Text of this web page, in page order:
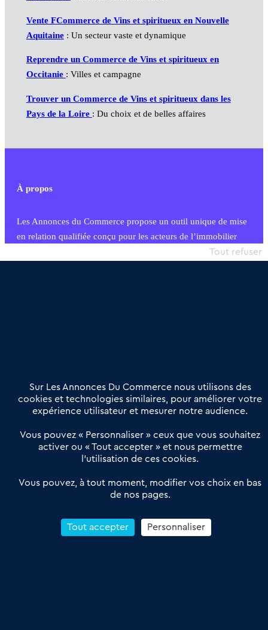
Vente FCommerce de Vins et spiritueux en Nouvelle
Aquitaine: Un secteur vaste et dynamique
Reprendre un Commerce de Vins et spiritueux en
Occitanie : Villes et campagne
Trouver un Commerce de Vins et spiritueux dans les
Pays de la Loire : Du choix et de belles affaires
À propos
Les Annonces du Commerce propose un outil unique de mise
en relation qualifiée conçu pour les acteurs de l’immobilier
commercial et les collectivités territoriales, simple et intégrant
Offres Pro
Actualités
Qui sommes nous ?
Derniers articles
Réseau 3C : un partenaire national dédié aux transactions
Petitscommerces : Un partenariat au service du commerce de
proximité et des territoires
Reprendre un Restaurant Rapide
Sur Les Annonces Du Commerce nous utilisons des
cookies et technologies similaires, pour améliorer votre
expérience utilisateur et mesurer notre audience.
Vous pouvez « Personnaliser » ceux que vous souhaitez
activer ou « Tout accepter » et nous permettre
l’utilisation de ces cookies.
Vous pouvez, à tout moment, modifier vos choix en bas
de nos pages.
Tout accepter
Tout refuser
Personnaliser